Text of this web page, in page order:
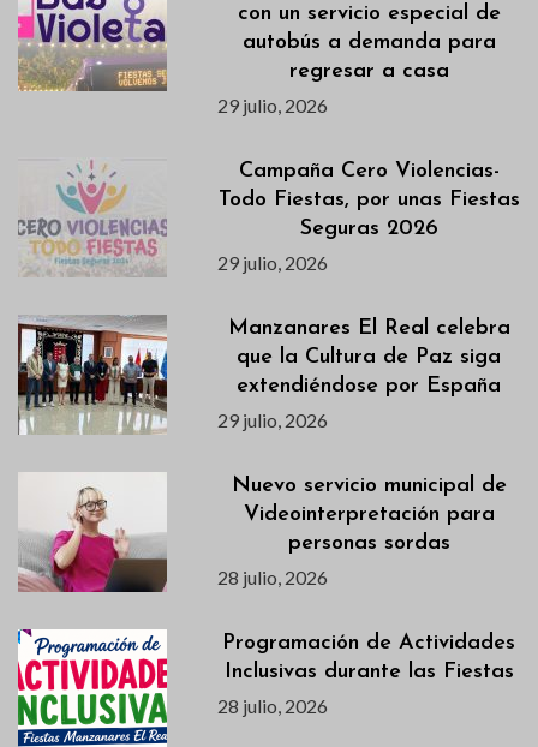
con un servicio especial de
autobús a demanda para
regresar a casa
29 julio, 2026
Campaña Cero Violencias-
Todo Fiestas, por unas Fiestas
Seguras 2026
29 julio, 2026
Manzanares El Real celebra
que la Cultura de Paz siga
extendiéndose por España
29 julio, 2026
Nuevo servicio municipal de
Videointerpretación para
personas sordas
28 julio, 2026
Programación de Actividades
Inclusivas durante las Fiestas
28 julio, 2026